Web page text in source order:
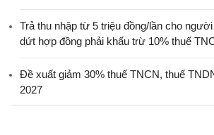
Trả thu nhập từ 5 triệu đồng/lần cho
dứt hợp đồng phải khấu trừ 10% thuế
Đề xuất giảm 30% thuế TNCN, thuế
2027